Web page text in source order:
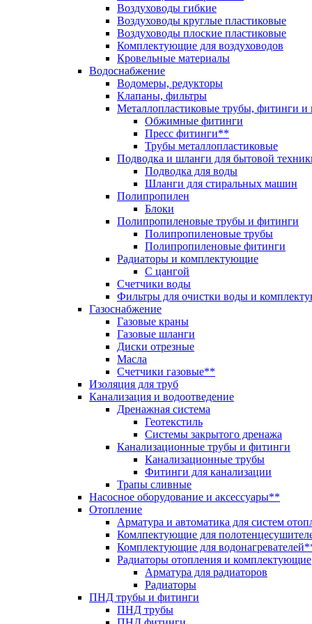
Воздуховоды гибкие
Воздуховоды круглые пластиковые
Воздуховоды плоские пластиковые
Комплектующие для воздуховодов
Кровельные материалы
Водоснабжение
Водомеры, редукторы
Клапаны, фильтры
Металлопластиковые трубы, фитинги
Обжимные фитинги
Пресс фитинги**
Трубы металлопластиковые
Подводка и шланги для бытовой
Подводка для воды
Шланги для стиральных машин
Полипропилен
Блоки
Полипропиленовые трубы и фитинги
Полипропиленовые трубы
Полипропиленовые фитинги
Радиаторы и комплектующие
С цангой
Счетчики воды
Фильтры для очистки воды и
Газоснабжение
Газовые краны
Газовые шланги
Диски отрезные
Масла
Счетчики газовые**
Изоляция для труб
Канализация и водоотведение
Дренажная система
Геотекстиль
Системы закрытого дренажа
Канализационные трубы и фитинги
Канализационные трубы
Фитинги для канализации
Трапы сливные
Насосное оборудование и аксессуары**
Отопление
Арматура и автоматика для систем
Комлпектующие для
Комплектующие для
Радиаторы отопления и комплектующие
Арматура для радиаторов
Радиаторы
ПНД трубы и фитинги
ПНД трубы